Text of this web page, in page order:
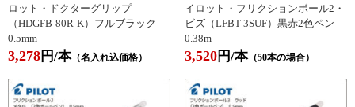
ロット・ドクターグリップ
（HDGFB-80R-K）フルブラック
0.5mm
3,278円/本（名入れ込価格）
イロット・フリクションボール2・
ビズ（LFBT-3SUF）黒赤2色ペン
0.38m
3,520円/本（50本の場合）